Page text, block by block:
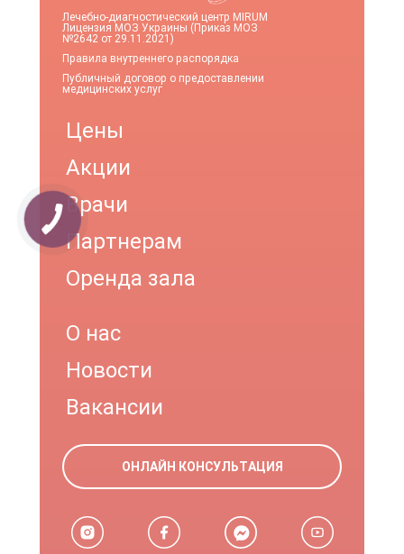
Лечебно-диагностический центр MIRUM
Лицензия МОЗ Украины (Приказ МОЗ
№2642 от 29.11.2021)
Правила внутреннего распорядка
Публичный договор о предоставлении
медицинских услуг
Цены
Акции
Врачи
Партнерам
Оренда зала
О нас
Новости
Вакансии
ОНЛАЙН КОНСУЛЬТАЦИЯ